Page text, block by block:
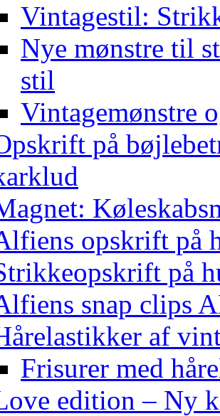
Vintagestil:
Nye mønstre til
stil
Vintagemønstre
på
opskrift på
på
snap clips
af
Frisurer med
edition – Ny